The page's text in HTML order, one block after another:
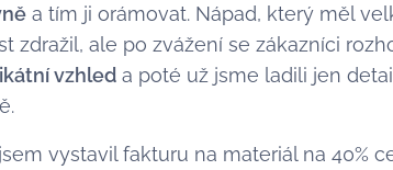
a tím ji orámovat. Nápad, který měl
zdražil, ale po zvážení se zákazníci
vzhleda poté už jsme ladili jen
vystavil fakturu na materiál na 40%